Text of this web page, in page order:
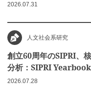
2026.07.31
人文社会系研究
創立60周年のSIPRI、
分析：SIPRI
2026.07.28